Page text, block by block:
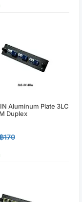
Aluminum Plate 3LC
Duplex
฿170